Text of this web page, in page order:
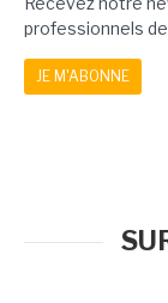
professionnels de
JE M'ABONNE